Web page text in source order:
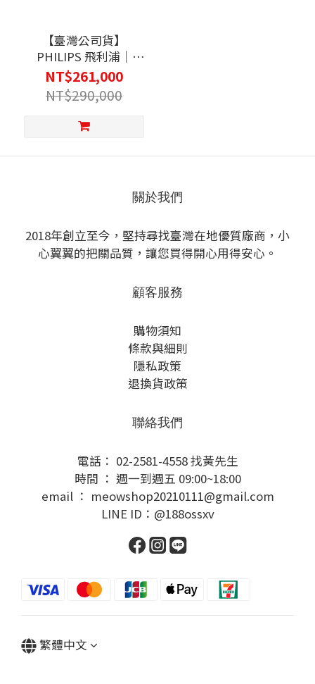
【臺灣公司貨】
PHILIPS 飛利浦｜
SBX702 保險櫃 保險箱
金庫 指紋、密碼兩種解
多重防護 簡約美型保險
箱
NT$261,000
NT$290,000
關於我們
2018年創立至今，堅持尋找臺灣在地優質廠商，小
心翼翼的把關品質，讓您買得開心用得安心。
顧客服務
購物須知
條款與細則
隱私政策
退換貨政策
聯絡我們
電話： 02-2581-4558 找黃先生
時間 ： 週一到週五 09:00~18:00
email ： meowshop20210111@gmail.com
LINE ID：@188ossxv
繁體中文